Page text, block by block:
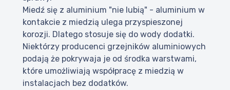
Miedź się z aluminium "nie lubią" - aluminium w
kontakcie z miedzią ulega przyspieszonej
korozji. Dlatego stosuje się do wody dodatki.
Niektórzy producenci grzejników aluminiowych
podają że pokrywaja je od środka warstwami,
które umożliwiają współpracę z miedzią w
instalacjach bez dodatków.